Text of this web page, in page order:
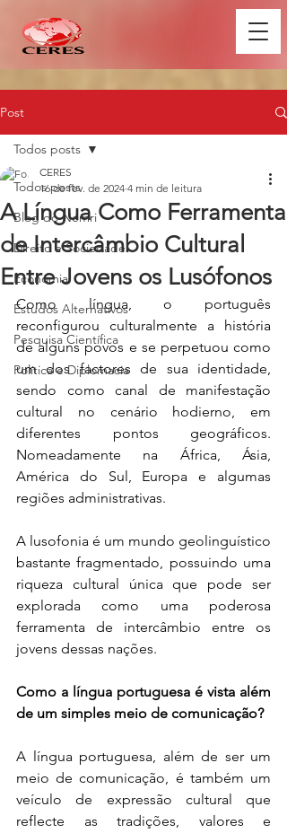
Post
Todos posts
Blog do Nemri
Direito e Sociedade
Economia
Estudos Alternativos
Pesquisa Científica
Política e Diplomacia
Todos posts
A Língua Como Ferramenta
de Intercâmbio Cultural
Entre Jovens os Lusófonos
CERES
16 de fev. de 2024 4 min de leitura
Como língua, o português
reconfigurou culturalmente a história
de alguns povos e se perpetuou como
um dos factores de sua identidade,
sendo como canal de manifestação
cultural no cenário hodierno, em
diferentes pontos geográficos.
Nomeadamente na África, Ásia,
América do Sul, Europa e algumas
regiões administrativas.
A lusofonia é um mundo geolinguístico
bastante fragmentado, possuindo uma
riqueza cultural única que pode ser
explorada como uma poderosa
ferramenta de intercâmbio entre os
jovens dessas nações.
Como a língua portuguesa é vista além
de um simples meio de comunicação?
A língua portuguesa, além de ser um
meio de comunicação, é também um
veículo de expressão cultural que
reflecte as tradições, valores e